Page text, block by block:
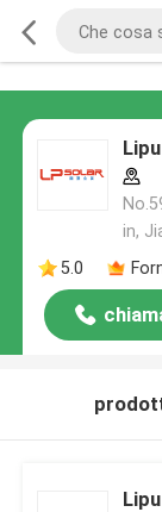
in,
5.0